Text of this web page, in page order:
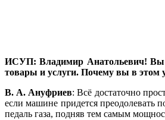
ИСУП: Владимир Анатольевич! Вы
товары и услуги. Почему вы в этом
В. А. Ануфриев: Всё достаточно
если машине придется преодолевать
педаль газа, подняв тем самым